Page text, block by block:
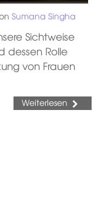
Sumana Singha
Sichtweise
dessen Rolle
von Frauen
Weiterlesen